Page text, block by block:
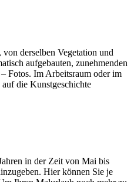
derselben Vegetation und
aufgebauten, zunehmenden
Fotos. Im Arbeitsraum oder im
die Kunstgeschichte
in der Zeit von Mai bis
Hier können Sie je